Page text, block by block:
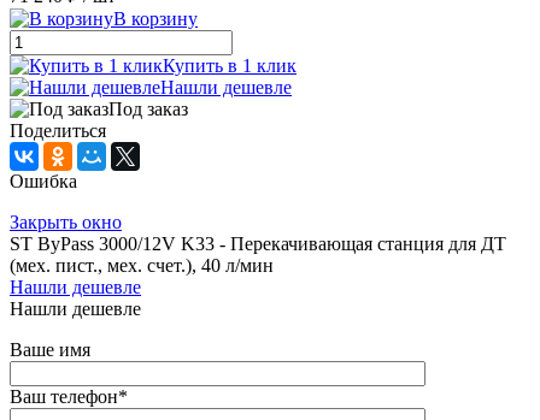
В корзину
Купить в 1 клик
Нашли дешевле
Под заказ
Поделиться
Ошибка
Закрыть окно
ST ByPass 3000/12V K33 - Перекачивающая станция для ДТ
(мех. пист., мех. счет.), 40 л/мин
Нашли дешевле
Нашли дешевле
Ваше имя
Ваш телефон*